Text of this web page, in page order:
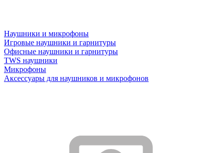
Наушники и микрофоны
Игровые наушники и гарнитуры
Офисные наушники и гарнитуры
TWS наушники
Микрофоны
Аксессуары для наушников и микрофонов